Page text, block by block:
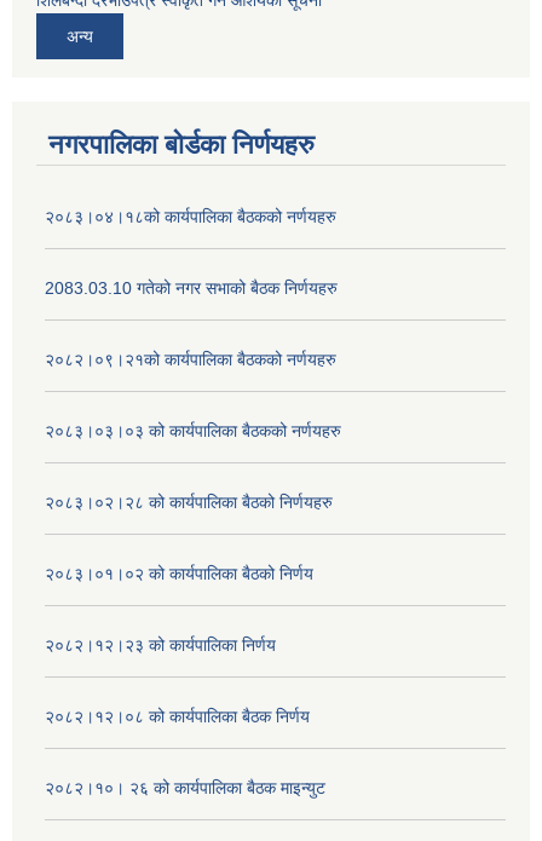
अन्य
नगरपालिका बोर्डका निर्णयहरु
२०८३।०४।१८को कार्यपालिका बैठकको नर्णयहरु
2083.03.10 गतेको नगर सभाको बैठक निर्णयहरु
२०८२।०९।२१को कार्यपालिका बैठकको नर्णयहरु
२०८३।०३।०३ को कार्यपालिका बैठकको नर्णयहरु
२०८३।०२।२८ को कार्यपालिका बैठको निर्णयहरु
२०८३।०१।०२ को कार्यपालिका बैठको निर्णय
२०८२।१२।२३ को कार्यपालिका निर्णय
२०८२।१२।०८ को कार्यपालिका बैठक निर्णय
२०८२।१०। २६ को कार्यपालिका बैठक माइन्युट